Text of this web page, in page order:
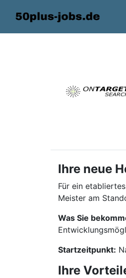
Ihre neue
Für ein
Meister am
Was Sie
Startzeitpunkt:
Ihre